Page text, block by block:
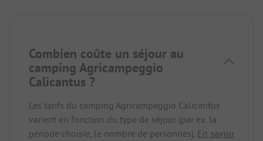
Combien coûte un séjour au
camping Agricampeggio
Calicantus ?
Les tarifs du camping Agricampeggio Calicantus
varient en fonction du type de séjour (par ex. la
période choisie, le nombre de personnes). En savoir